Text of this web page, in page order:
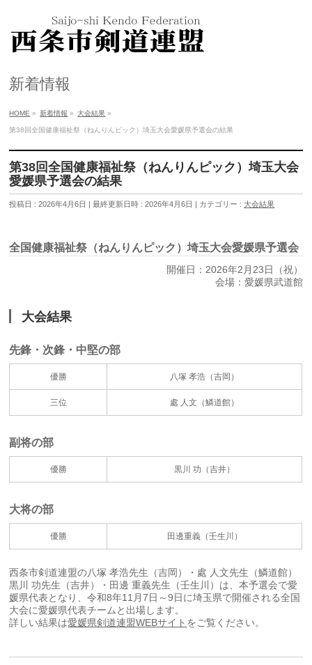
新着情報
HOME » 新着情報 » 大会結果 »
第38回全国健康福祉祭（ねんりんピック）埼玉大会愛媛県予選会の結果
第38回全国健康福祉祭（ねんりんピック）埼玉大会
愛媛県予選会の結果
投稿日 : 2026年4月6日 最終更新日時 : 2026年4月6日 カテゴリー :大会結果
全国健康福祉祭（ねんりんピック）埼玉大会愛媛県予選会
開催日：2026年2月23日（祝）
会場：愛媛県武道館
大会結果
先鋒・次鋒・中堅の部
優勝 八塚 孝浩（吉岡）
三位 處 人文（鱗道館）
副将の部
優勝 黒川 功（吉井）
大将の部
優勝 田邊重義（壬生川）
西条市剣道連盟の八塚 孝浩先生（吉岡）・處 人文先生（鱗道館）
黒川 功先生（吉井）・田邊 重義先生（壬生川）は、本予選会で愛
媛県代表となり、令和8年11月7日～9日に埼玉県で開催される全国
大会に愛媛県代表チームと出場します。
詳しい結果は愛媛県剣道連盟WEBサイト をご覧ください。